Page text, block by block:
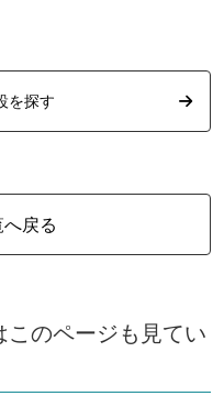
を探す
戻る
のページも見てい